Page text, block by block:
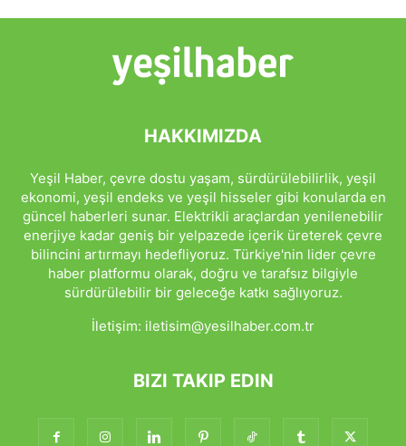
HAKKIMIZDA
Yeşil Haber, çevre dostu yaşam, sürdürülebilirlik, yeşil
ekonomi, yeşil endeks ve yeşil hisseler gibi konularda en
güncel haberleri sunar. Elektrikli araçlardan yenilenebilir
enerjiye kadar geniş bir yelpazede içerik üreterek çevre
bilincini artırmayı hedefliyoruz. Türkiye'nin lider çevre
haber platformu olarak, doğru ve tarafsız bilgiyle
sürdürülebilir bir geleceğe katkı sağlıyoruz.
İletişim: iletisim@yesilhaber.com.tr
BIZI TAKIP EDIN